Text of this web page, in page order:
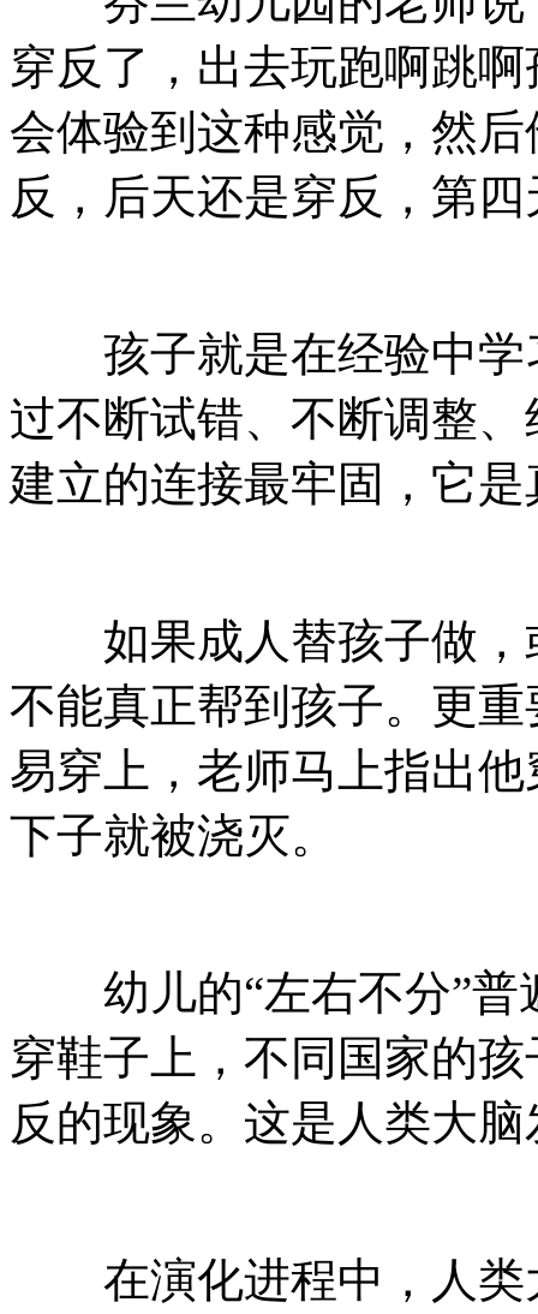
穿反了，出去玩跑啊跳
会体验到这种感觉，然
反，后天还是穿反，第
孩子就是在经验中学
过不断试错、不断调整
建立的连接最牢固，它
如果成人替孩子做，
不能真正帮到孩子。更
易穿上，老师马上指出
下子就被浇灭。
幼儿的“左右不分”普
穿鞋子上，不同国家的
反的现象。这是人类大
在演化进程中，人类